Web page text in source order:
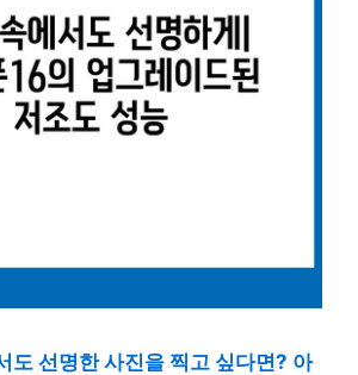
도 선명한 사진을 찍고 싶다면? 아